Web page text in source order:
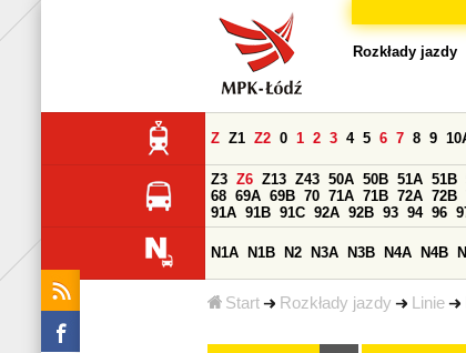
Start Rozkłady jazdy Linie
Rozkłady jazdy
Z Z1 Z2 0 1 2 3 4 5 6 7 8 9
Z3 Z6 Z13 Z43 50A 50B 51A 51B
68 69A 69B 70 71A 71B 72A 72B
91A 91B 91C 92A 92B 93 94 96
N1A N1B N2 N3A N3B N4A N4B